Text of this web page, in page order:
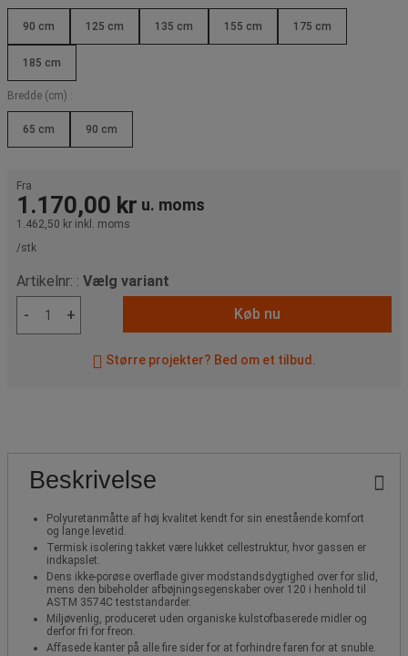
90 cm 125 cm 135 cm 155 cm 175 cm
185 cm
Bredde (cm) :
65 cm 90 cm
Fra
1.170,00 kr u. moms
1.462,50 kr inkl. moms
/stk
Artikelnr: : Vælg variant
-
+ Køb nu
Større projekter? Bed om et tilbud.
Beskrivelse
Polyuretanmåtte af høj kvalitet kendt for sin enestående komfort
og lange levetid.
Termisk isolering takket være lukket cellestruktur, hvor gassen er
indkapslet.
Dens ikke-porøse overflade giver modstandsdygtighed over for slid,
mens den bibeholder afbøjningsegenskaber over 120 i henhold til
ASTM 3574C teststandarder.
Miljøvenlig, produceret uden organiske kulstofbaserede midler og
derfor fri for freon.
Affasede kanter på alle fire sider for at forhindre faren for at snuble.